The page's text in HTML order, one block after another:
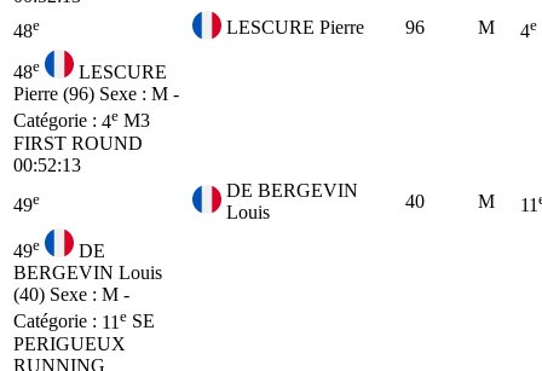
48e LESCURE Pierre 96 M 4e
48e
LESCURE
Pierre (96) Sexe : M -
Catégorie : 4e M3
FIRST ROUND
00:52:13
49e
DE BERGEVIN
Louis
40 M 11
49e
DE
BERGEVIN Louis
(40) Sexe : M -
Catégorie : 11 e SE
PERIGUEUX
RUNNING